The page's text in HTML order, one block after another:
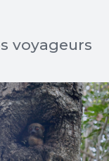
voyageurs